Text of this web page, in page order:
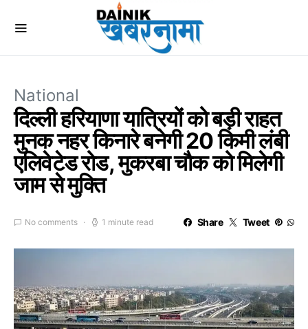
National
दिल्ली हरियाणा यात्रियों को बड़ी राहत
मुनक नहर किनारे बनेगी 20 किमी लंबी
एलिवेटेड रोड, मुकरबा चौक को मिलेगी
जाम से मुक्ति
No comments 1 minute read Share Tweet